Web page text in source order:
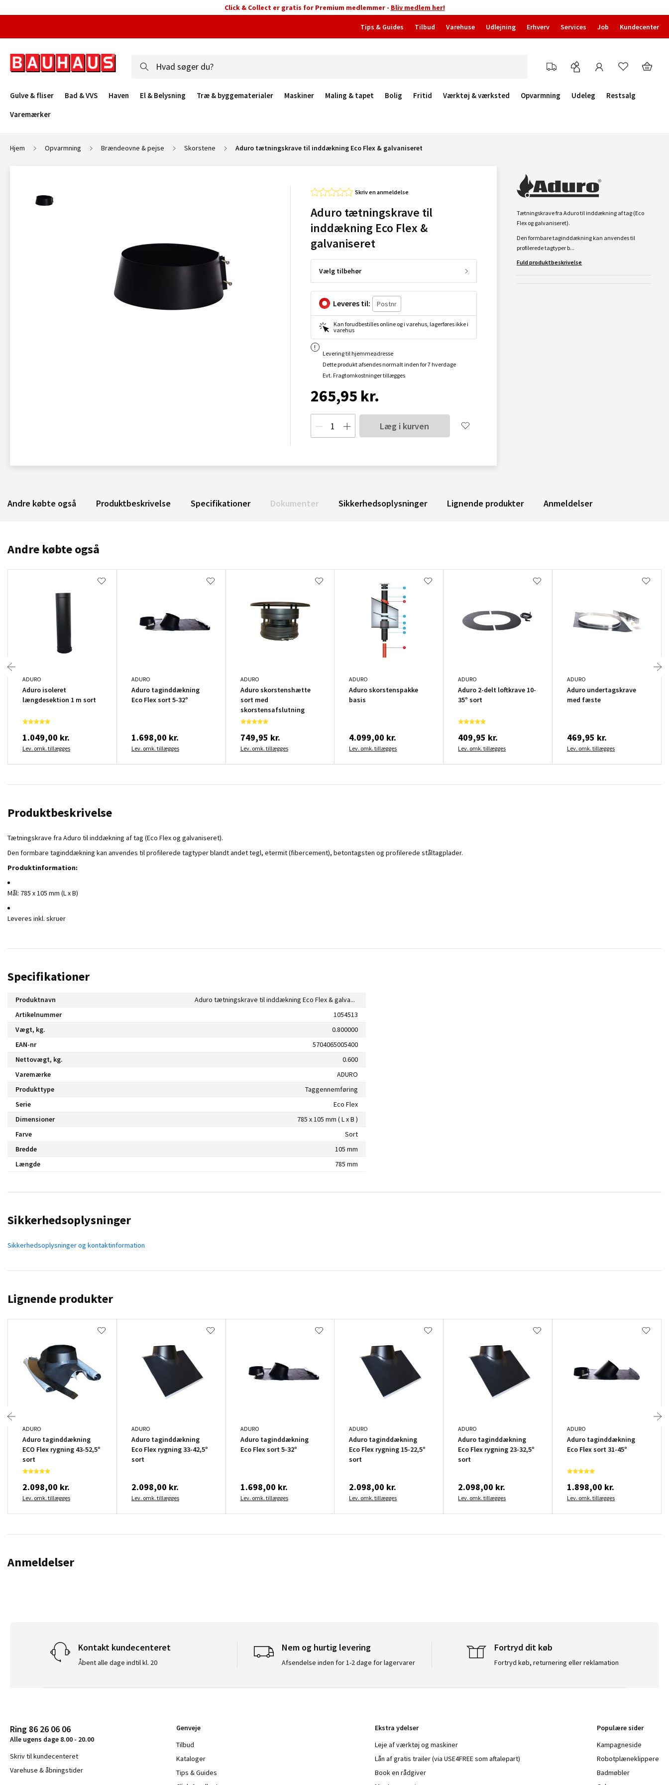
Click & Collect er gratis for Premium medlemmer - Bliv medlem her!
Tips & Guides Tilbud Varehuse Udlejning Erhverv Services Job Kundecenter
Gulve & fliser Bad & VVS Haven El & Belysning Træ & byggematerialer Maskiner Maling & tapet Bolig Fritid Værktøj & værksted Opvarmning Udeleg
Restsalg
Varemærker
Hjem Opvarmning Brændeovne & pejse Skorstene Aduro tætningskrave til inddækning Eco Flex & galvaniseret
Skriv en anmeldelse
Aduro tætningskrave til
inddækning Eco Flex &
galvaniseret
Vælg tilbehør
Leveres til:
Kan forudbestilles online og i varehus, lagerføres ikke i
varehus
Levering til hjemmeadresse
Dette produkt afsendes normalt inden for 7 hverdage
Evt. Fragtomkostninger tillægges
265,95 kr.
Læg i kurven
Tætningskrave fra Aduro til inddækning af tag (Eco
Flex og galvaniseret).
Den formbare taginddækning kan anvendes til
profilerede tagtyper b...
Fuld produktbeskrivelse
Andre købte også Produktbeskrivelse Specifikationer Dokumenter Sikkerhedsoplysninger Lignende produkter Anmeldelser
Andre købte også
ADURO
Aduro isoleret
længdesektion 1 m sort
1.049,00 kr.
Lev. omk. tillægges
ADURO
Aduro taginddækning
Eco Flex sort 5-32°
1.698,00 kr.
Lev. omk. tillægges
ADURO
Aduro skorstenshætte
sort med
skorstensafslutning
749,95 kr.
Lev. omk. tillægges
ADURO
Aduro skorstenspakke
basis
4.099,00 kr.
Lev. omk. tillægges
ADURO
Aduro 2-delt loftkrave 10-
35° sort
409,95 kr.
Lev. omk. tillægges
ADURO
Aduro undertagskrave
med fæste
469,95 kr.
Lev. omk. tillægges
Produktbeskrivelse
Tætningskrave fra Aduro til inddækning af tag (Eco Flex og galvaniseret).
Den formbare taginddækning kan anvendes til profilerede tagtyper blandt andet tegl, etermit (fibercement), betontagsten og profilerede ståltagplader.
Produktinformation:
Mål: 785 x 105 mm (L x B)
Leveres inkl. skruer
Specifikationer
Produktnavn
Aduro tætningskrave til inddækning Eco Flex & galvaniseret
Artikelnummer
1054513
Vægt, kg.
0.800000
EAN-nr
5704065005400
Nettovægt, kg.
0.600
Varemærke
ADURO
Produkttype
Taggennemføring
Serie
Eco Flex
Dimensioner
785 x 105 mm ( L x B )
Farve
Sort
Bredde
105 mm
Længde
785 mm
Sikkerhedsoplysninger
Sikkerhedsoplysninger og kontaktinformation
Lignende produkter
ADURO
Aduro taginddækning
ECO Flex rygning 43-52,5°
sort
2.098,00 kr.
Lev. omk. tillægges
ADURO
Aduro taginddækning
Eco Flex rygning 33-42,5°
sort
2.098,00 kr.
Lev. omk. tillægges
ADURO
Aduro taginddækning
Eco Flex sort 5-32°
1.698,00 kr.
Lev. omk. tillægges
ADURO
Aduro taginddækning
Eco Flex rygning 15-22,5°
sort
2.098,00 kr.
Lev. omk. tillægges
ADURO
Aduro taginddækning
Eco Flex rygning 23-32,5°
sort
2.098,00 kr.
Lev. omk. tillægges
ADURO
Aduro taginddækning
Eco Flex sort 31-45°
1.898,00 kr.
Lev. omk. tillægges
Anmeldelser
Kontakt kundecenteret
Åbent alle dage indtil kl. 20
Nem og hurtig levering
Afsendelse inden for 1-2 dage for lagervarer
Fortryd dit køb
Fortryd køb, returnering eller reklamation
Ring 86 26 06 06
Alle ugens dage 8.00 - 20.00
Skriv til kundecenteret
Varehuse & åbningstider
Genveje
Tilbud
Kataloger
Tips & Guides
Ekstra ydelser
Leje af værktøj og maskiner
Lån af gratis trailer (via USE4FREE som aftalepart)
Book en rådgiver
Populære sider
Kampagneside
Robotplæneklippere
Badmøbler